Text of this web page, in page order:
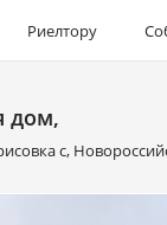
Риелтору
дом,
с,